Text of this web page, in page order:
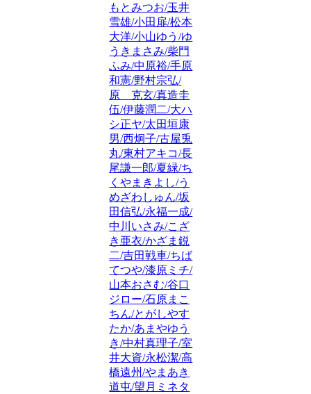
もとみつお/玉井
雪雄/小田扉/松本
大洋/小山ゆう/ゆ
うきまさみ/柴門
ふみ/中原裕/手原
和憲/野村宗弘/
原 克玄/真造圭
伍/伊藤潤二/大ハ
シ正ヤ/太田垣康
男/西炯子/古屋兎
丸/東村アキコ/長
尾謙一郎/夏緑/ち
くやまきよし/う
めざわしゅん/坂
田信弘/永福一成/
中川いさみ/こざ
き亜衣/かざま鋭
二/吉田戦車/ちば
てつや/漆原ミチ/
山本おさむ/谷口
ジロー/石原まこ
ちん/とがしやす
たか/あまやゆう
き/中村真理子/室
井大資/永松潔/高
橋遠州/やまあき
道屯/望月ミネタ